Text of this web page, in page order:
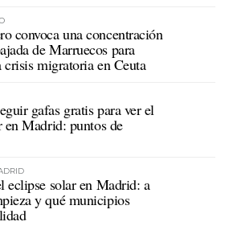
convoca una concentración
de Marruecos para
crisis migratoria en Ceuta
gafas gratis para ver el
en Madrid: puntos de
eclipse solar en Madrid: a
y qué municipios